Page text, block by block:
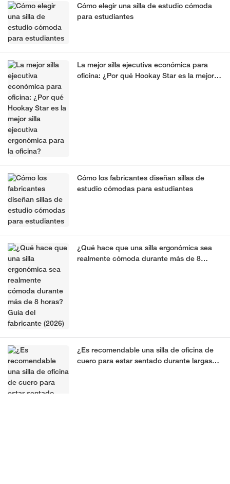
Cómo elegir una silla de estudio cómoda
para estudiantes
La mejor silla ejecutiva económica para
oficina: ¿Por qué Hookay Star es la mejor
Cómo los fabricantes diseñan sillas de
estudio cómodas para estudiantes
¿Qué hace que una silla ergonómica sea
realmente cómoda durante más de 8
¿Es recomendable una silla de oficina de
cuero para estar sentado durante largas